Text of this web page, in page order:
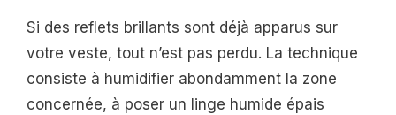
Si des reflets brillants sont déjà apparus sur
votre veste, tout n’est pas perdu. La technique
consiste à humidifier abondamment la zone
concernée, à poser un linge humide épais